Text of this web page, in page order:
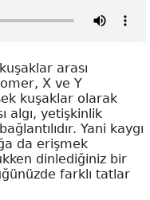
arası
X ve Y
kuşaklar olarak
algı, yetişkinlik
Yani kaygı
da erişmek
dinlediğiniz bir
farklı tatlar